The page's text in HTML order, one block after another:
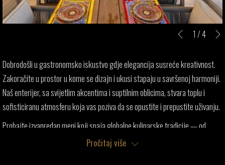
Slideshow
buttons
Clicking
the
following
links
will
the
Prethodno
1 /4
Dobrodošli u gastronomsko iskustvo gdje elegancija susreće kreativnost.
Zakoračite u prostor u kome se dizajn i ukusi stapaju u savršenoj harmoniji.
Naš enterijer, sa svijetlim akcentima i suptilnim oblicima, stvara toplu i
sofisticiranu atmosferu koja vas poziva da se opustite i prepustite uživanju.
Probajte izvanredan meni koji spaja globalne kulinarske tradicije — od
artizanskih pizza i profinjenog sushija do vješto sušenog mesa i svježe ribe.
Pročitaj više